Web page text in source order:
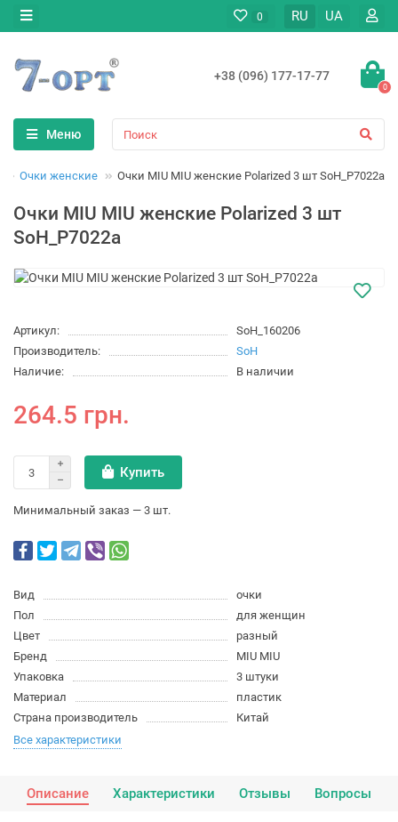
0 RU UA
+38 (096) 177-17-77
0
Меню
Очки женские Очки MIU MIU женские Polarized 3 шт SoH_P7022a
Очки MIU MIU женские Polarized 3 шт
SoH_P7022a
Артикул:
SoH_160206
Производитель:
SoH
Наличие:
В наличии
264.5 грн.
Купить
Минимальный заказ — 3 шт.
Вид
очки
Пол
для женщин
Цвет
разный
Бренд
MIU MIU
Упаковка
3 штуки
Материал
пластик
Страна производитель
Китай
Все характеристики
Описание Характеристики Отзывы Вопросы